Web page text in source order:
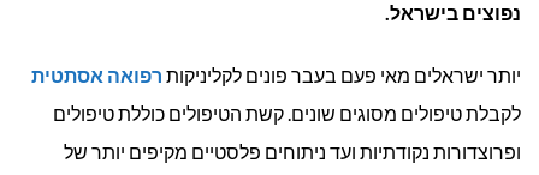
נפוצים בישראל.
יותר ישראלים מאי פעם בעבר פונים לקליניקות רפואה אסתטית
לקבלת טיפולים מסוגים שונים. קשת הטיפולים כוללת טיפולים
ופרוצדורות נקודתיות ועד ניתוחים פלסטיים מקיפים יותר של